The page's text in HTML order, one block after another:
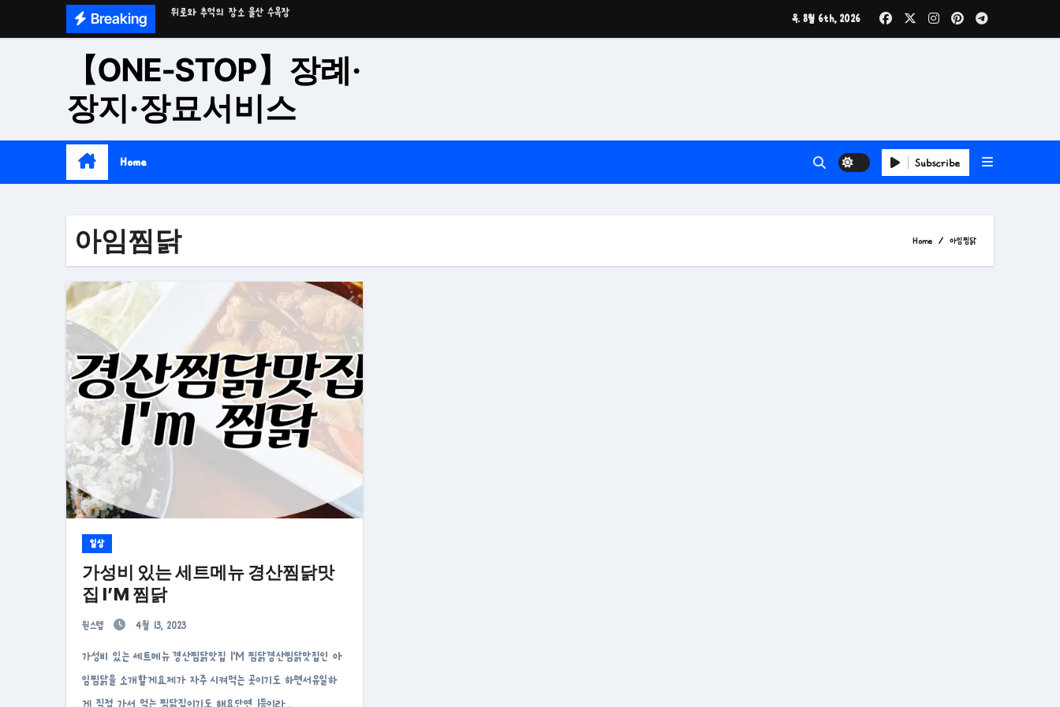
Breaking
접근성과 안정성을 갖춘 부산 평장
재단법인 효심추모공원(현 삼랑진추모공원)
영구적으로 안전하게 모실 수 있는 대구납골당 팔공산 용운사 추모관
목. 8월 6th, 2026
【ONE-STOP】장례·
장지·장묘서비스
Home Subscribe
아임찜닭 Home 아임찜닭
일상
가성비 있는 세트메뉴 경산찜닭맛
집 I’M 찜닭
원스텝 4월 13, 2023
가성비 있는 세트메뉴 경산찜닭맛집 I’M 찜닭경산찜닭맛집인 아
임찜닭을 소개할게요.제가 자주 시켜먹는 곳이기도 하면서유일하
게 직접 가서 먹는 찜닭집이기도 해요.단연 1등이라…